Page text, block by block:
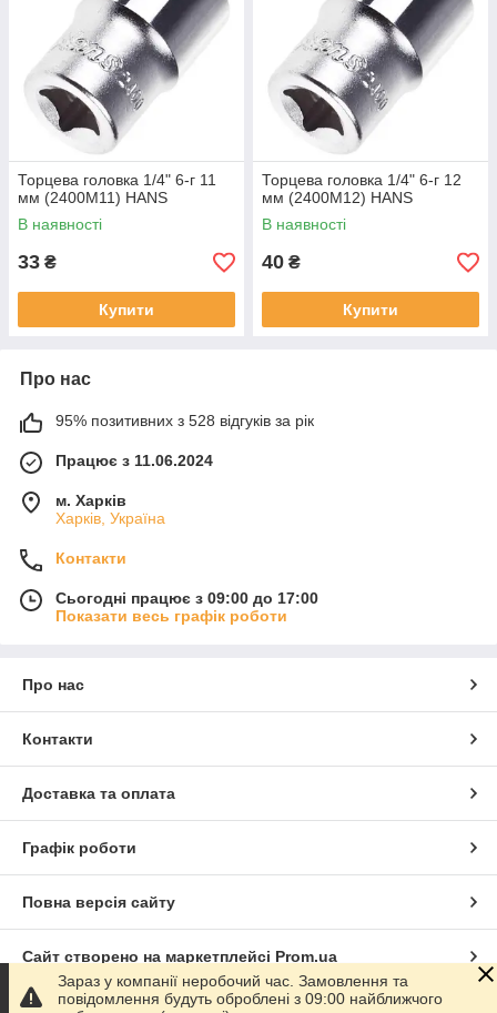
Торцева головка 1/4" 6-г 11
мм (2400M11) HANS
В наявності
33 ₴
Купити
Торцева головка 1/4" 6-г 12
мм (2400M12) HANS
В наявності
40 ₴
Купити
Про нас
95% позитивних з 528 відгуків за рік
Працює з 11.06.2024
м. Харків
Харків, Україна
Контакти
Сьогодні працює з 09:00 до 17:00
Показати весь графік роботи
Про нас
Контакти
Доставка та оплата
Графік роботи
Повна версія сайту
Сайт створено на маркетплейсі Prom.ua
Зараз у компанії неробочий час. Замовлення та
повідомлення будуть оброблені з 09:00 найближчого